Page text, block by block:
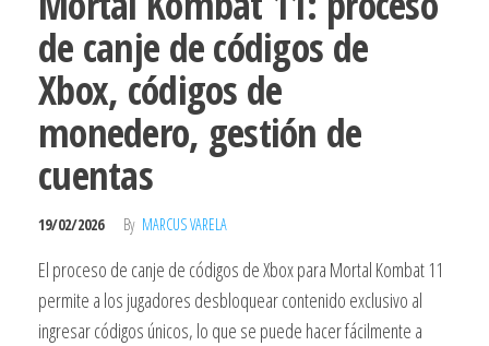
de canje de códigos de
Xbox, códigos de
monedero, gestión de
cuentas
19/02/2026 By MARCUS VARELA
El proceso de canje de códigos de Xbox para Mortal Kombat 11
permite a los jugadores desbloquear contenido exclusivo al
ingresar códigos únicos, lo que se puede hacer fácilmente a